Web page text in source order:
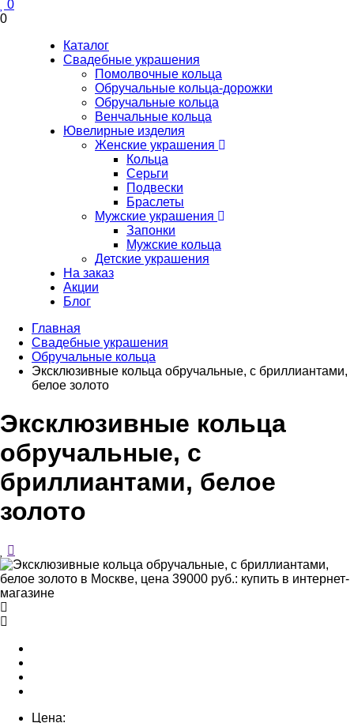
0
0
Каталог
Свадебные украшения
Помолвочные кольца
Обручальные кольца-дорожки
Обручальные кольца
Венчальные кольца
Ювелирные изделия
Женские украшения
Кольца
Серьги
Подвески
Браслеты
Мужские украшения
Запонки
Мужские кольца
Детские украшения
На заказ
Акции
Блог
Главная
Свадебные украшения
Обручальные кольца
Эксклюзивные кольца обручальные, с бриллиантами,
белое золото
Эксклюзивные кольца
обручальные, с
бриллиантами, белое
золото
Цена: